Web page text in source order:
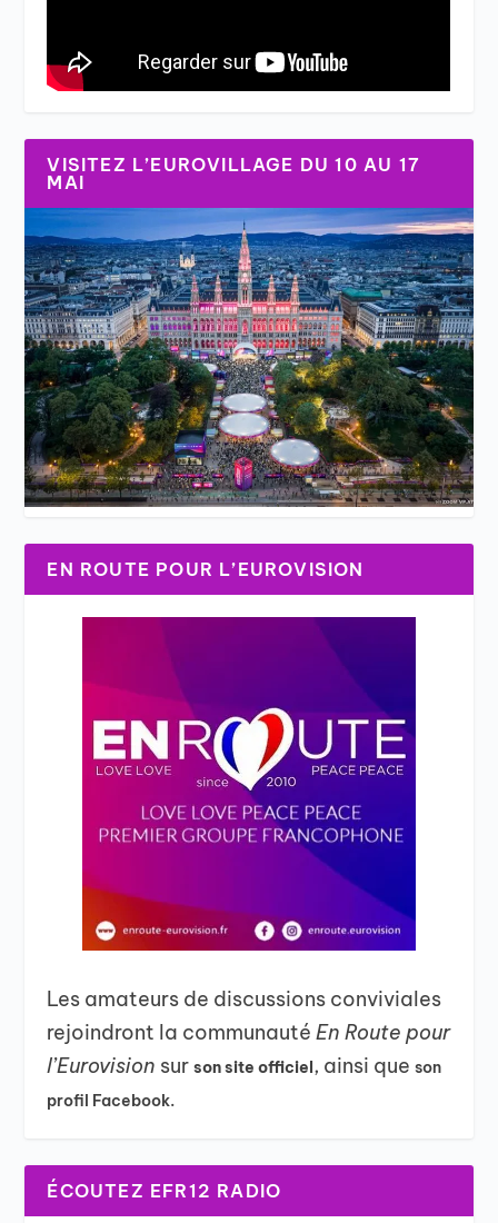
VISITEZ L’EUROVILLAGE DU 10 AU 17
MAI
EN ROUTE POUR L’EUROVISION
Les amateurs de discussions conviviales
rejoindront la communautéEn Route pour
l’Eurovision surson site officiel, ainsi queson
profil Facebook.
ÉCOUTEZ EFR12 RADIO